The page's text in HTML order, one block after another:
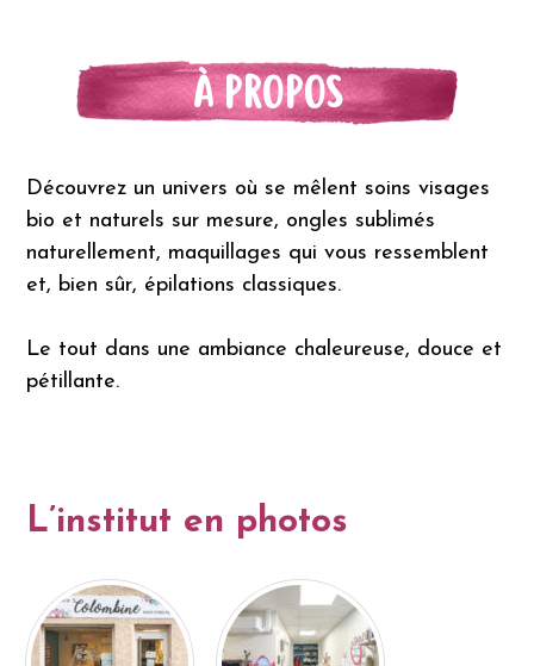
À PROPOS
Découvrez un univers où se mêlent soins visages
bio et naturels sur mesure, ongles sublimés
naturellement, maquillages qui vous ressemblent
et, bien sûr, épilations classiques.
Le tout dans une ambiance chaleureuse, douce et
pétillante.
L’institut en photos